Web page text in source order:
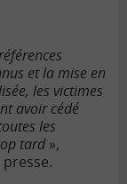
et la mise en
les victimes
avoir cédé
les
tard »,